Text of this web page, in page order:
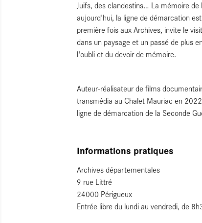
Juifs, des clandestins… La mémoire
aujourd'hui, la ligne de démarcation
première fois aux Archives, invite le
dans un paysage et un passé de plus
l'oubli et du devoir de mémoire.
Auteur-réalisateur de films
transmédia au Chalet Mauriac en
ligne de démarcation de la Seconde
Informations pratiques
Archives départementales
9 rue Littré
24000 Périgueux
Entrée libre du lundi au vendredi, de